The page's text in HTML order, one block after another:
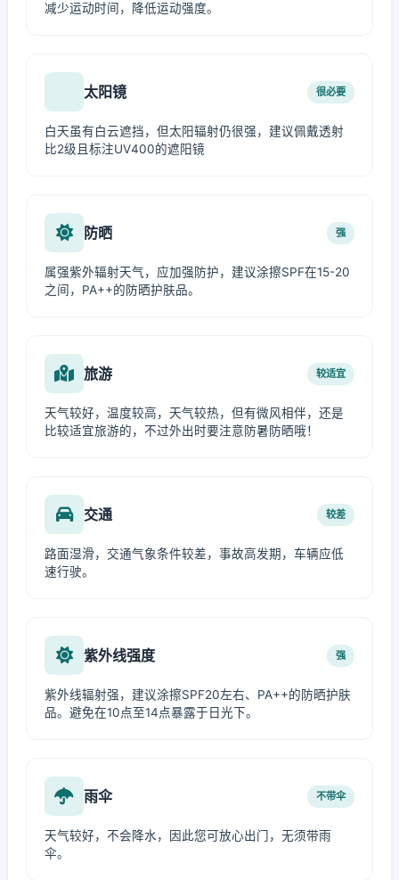
减少运动时间，降低运动强度。
太阳镜 很必要
白天虽有白云遮挡，但太阳辐射仍很强，建议佩戴透射
比2级且标注UV400的遮阳镜
防晒 强
属强紫外辐射天气，应加强防护，建议涂擦SPF在15-20
之间，PA++的防晒护肤品。
旅游 较适宜
天气较好，温度较高，天气较热，但有微风相伴，还是
比较适宜旅游的，不过外出时要注意防暑防晒哦！
交通 较差
路面湿滑，交通气象条件较差，事故高发期，车辆应低
速行驶。
紫外线强度 强
紫外线辐射强，建议涂擦SPF20左右、PA++的防晒护肤
品。避免在10点至14点暴露于日光下。
雨伞 不带伞
天气较好，不会降水，因此您可放心出门，无须带雨
伞。